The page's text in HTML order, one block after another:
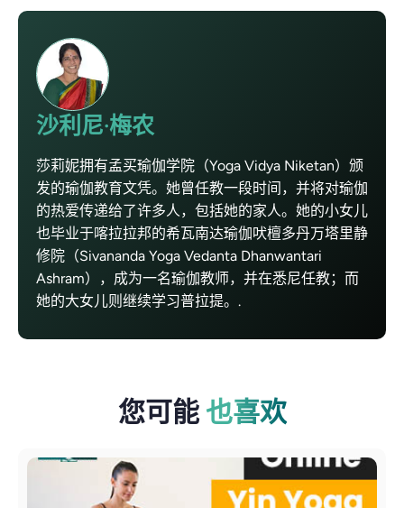
沙利尼·梅农
莎莉妮拥有孟买瑜伽学院（Yoga Vidya Niketan）颁
发的瑜伽教育文凭。她曾任教一段时间，并将对瑜伽
的热爱传递给了许多人，包括她的家人。她的小女儿
也毕业于喀拉拉邦的希瓦南达瑜伽吠檀多丹万塔里静
修院（Sivananda Yoga Vedanta Dhanwantari
Ashram），成为一名瑜伽教师，并在悉尼任教；而
她的大女儿则继续学习普拉提。.
您可能 也喜欢